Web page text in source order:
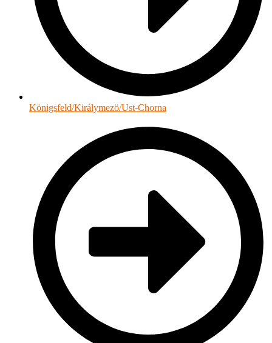
Königsfeld/Királymezö/Ust-Chorna